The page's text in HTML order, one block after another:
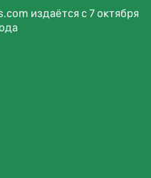
издаётся с 7 октября